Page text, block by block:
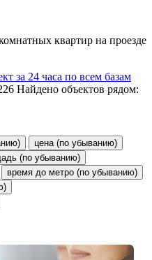
квартир на проезде
за 24 часа по всем базам
Найдено объектов рядом:
цена (по убыванию)
(по убыванию)
время до метро (по убыванию)